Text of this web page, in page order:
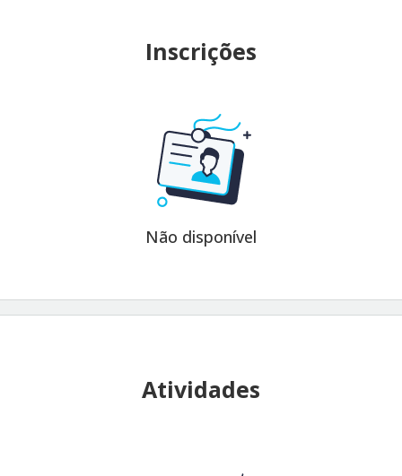
Inscrições
Não disponível
Atividades